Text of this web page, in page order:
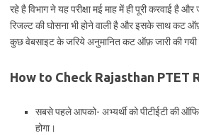
रहे है विभाग ने यह परीक्षा मई माह में ही पूरी करवाई है
रिजल्ट की घोसना भी होने वाली है और इसके साथ कट ऑफ़
कुछ वेबसाइट के जरिये अनुमानित कट ऑफ़ जारी की
How to Check Rajasthan PTET
सबसे पहले आपको- अभ्यर्थी को पीटीईटी की
होगा।